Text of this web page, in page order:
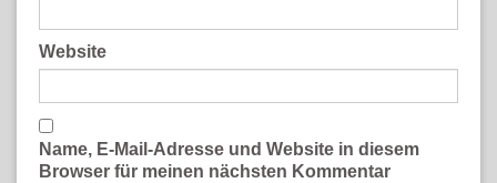
Website
Name, E-Mail-Adresse und Website in diesem
Browser für meinen nächsten Kommentar